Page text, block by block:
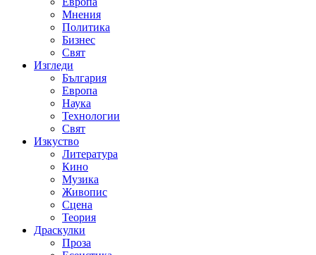
Мнения
Политика
Бизнес
Свят
Изгледи
България
Европа
Наука
Технологии
Свят
Изкуство
Литература
Кино
Музика
Живопис
Сцена
Теория
Драскулки
Проза